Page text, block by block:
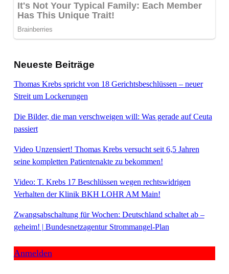
Neueste Beiträge
Thomas Krebs spricht von 18 Gerichtsbeschlüssen – neuer
Streit um Lockerungen
Die Bilder, die man verschweigen will: Was gerade auf Ceuta
passiert
Video Unzensiert! Thomas Krebs versucht seit 6,5 Jahren
seine kompletten Patientenakte zu bekommen!
Video: T. Krebs 17 Beschlüssen wegen rechtswidrigen
Verhalten der Klinik BKH LOHR AM Main!
Zwangsabschaltung für Wochen: Deutschland schaltet ab –
geheim! | Bundesnetzagentur Strommangel-Plan
Anmelden